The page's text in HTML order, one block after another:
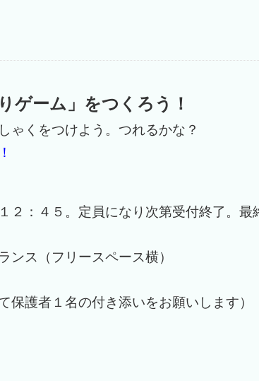
ゲーム」をつくろう！
ゃくをつけよう。つれるかな？
２：４５。定員になり次第受付終了。最
ス（フリースペース横）
護者１名の付き添いをお願いします）